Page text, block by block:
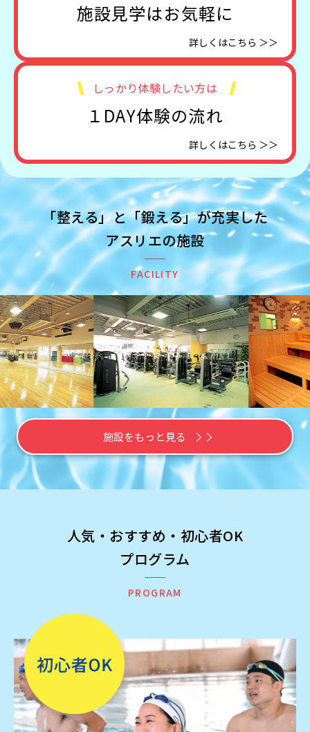
施設見学はお気軽に
詳しくはこちら ＞＞
しっかり体験したい方は
１DAY体験の流れ
詳しくはこちら ＞＞
「整える」と「鍛える」が充実した
アスリエの施設
FACILITY
施設をもっと見る
人気・おすすめ・初心者OK
プログラム
PROGRAM